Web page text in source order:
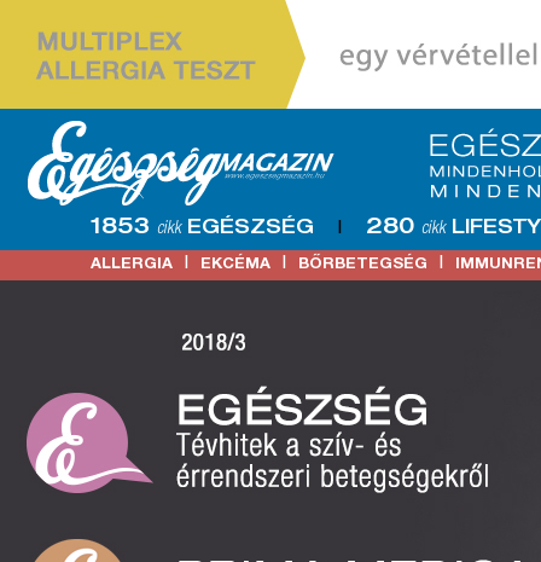
1853 cikk EGÉSZSÉG | 280 cikk
ALLERGIA | EKCÉMA | BŐRBETEGSÉG |